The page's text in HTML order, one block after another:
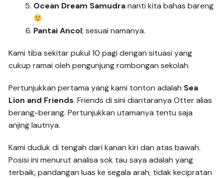
Ocean Dream Samudrananti kita bahas bareng
Pantai Ancol; sesuai namanya.
Kami tiba sekitar pukul 10 pagi dengan situasi yang
cukup ramai oleh pengunjung rombongan sekolah.
Pertunjukkan pertama yang kami tonton adalah Sea
Lion and Friends. Friends di sini diantaranya Otter alias
berang-berang. Pertunjukkan utamanya tentu saja
anjing lautnya.
Kami duduk di tengah dari kanan kiri dan atas bawah.
Posisi ini menurut analisa sok tau saya adalah yang
terbaik, pandangan luas ke segala arah, tidak kecipratan